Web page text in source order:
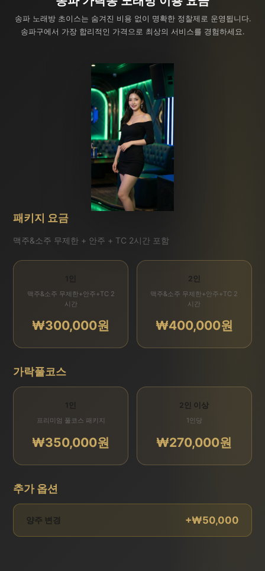
송파 노래방 초이스는 숨겨진 비용 없이 명확한 정찰제로 운영됩니다.
송파구에서 가장 합리적인 가격으로 최상의 서비스를 경험하세요.
패키지 요금
맥주&소주 무제한 + 안주 + TC 2시간 포함
맥주&소주 무제한+안주+TC 2
시간
₩300,000원
2인
맥주&소주 무제한+안주+TC 2
시간
₩400,000원
가락풀코스
1인
프리미엄 풀코스 패키지
₩350,000원
2인 이상
1인당
₩270,000원
추가 옵션
양주 변경 +₩50,000